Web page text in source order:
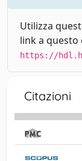
Utilizza
link a
https://
Citazioni